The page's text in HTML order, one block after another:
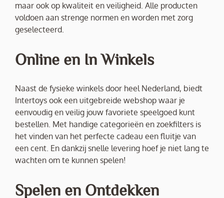
maar ook op kwaliteit en veiligheid. Alle producten
voldoen aan strenge normen en worden met zorg
geselecteerd.
Online en In Winkels
Naast de fysieke winkels door heel Nederland, biedt
Intertoys ook een uitgebreide webshop waar je
eenvoudig en veilig jouw favoriete speelgoed kunt
bestellen. Met handige categorieën en zoekfilters is
het vinden van het perfecte cadeau een fluitje van
een cent. En dankzij snelle levering hoef je niet lang te
wachten om te kunnen spelen!
Spelen en Ontdekken